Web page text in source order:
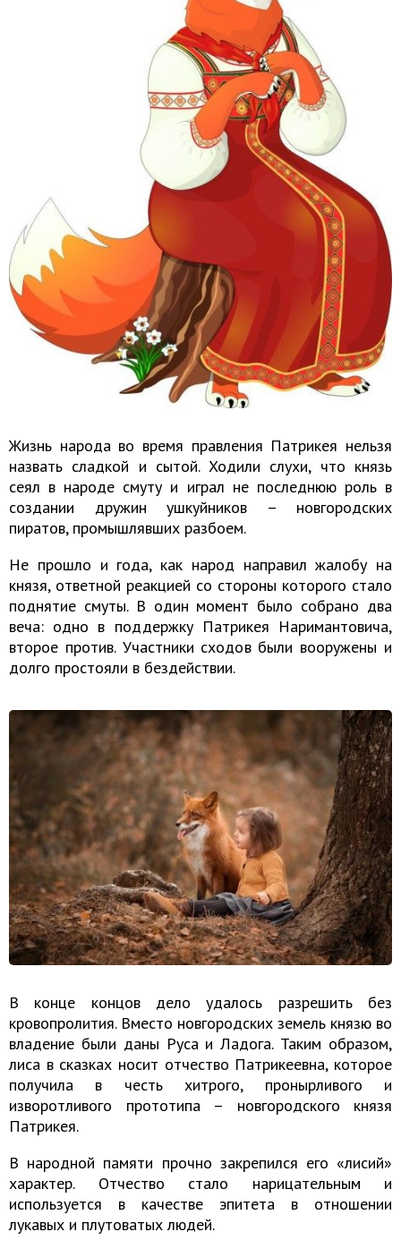
Жизнь народа во время правления Патрикея нельзя
назвать сладкой и сытой. Ходили слухи, что князь
сеял в народе смуту и играл не последнюю роль в
создании дружин ушкуйников – новгородских
пиратов, промышлявших разбоем.
Не прошло и года, как народ направил жалобу на
князя, ответной реакцией со стороны которого стало
поднятие смуты. В один момент было собрано два
веча: одно в поддержку Патрикея Наримантовича,
второе против. Участники сходов были вооружены и
долго простояли в бездействии.
В конце концов дело удалось разрешить без
кровопролития. Вместо новгородских земель князю во
владение были даны Руса и Ладога. Таким образом,
лиса в сказках носит отчество Патрикеевна, которое
получила в честь хитрого, пронырливого и
изворотливого прототипа – новгородского князя
Патрикея.
В народной памяти прочно закрепился его «лисий»
характер. Отчество стало нарицательным и
используется в качестве эпитета в отношении
лукавых и плутоватых людей.